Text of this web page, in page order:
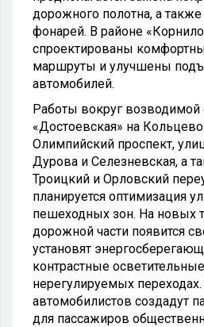
дорожного полотна, а
фонарей. В районе
спроектированы
маршруты и улучшены
автомобилей.
Работы вокруг возводимой
«Достоевская» на
Олимпийский проспект,
Дурова и Селезневская, а
Троицкий и Орловский
планируется оптимизация
пешеходных зон. На новых
дорожной части появится
установят
контрастные
нерегулируемых
автомобилистов создадут
для пассажиров